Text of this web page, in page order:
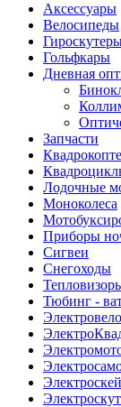
Аксессуары
Велосипеды
Гольфкары
Дневная
Запчасти
Лодочные
Моноколеса
Приборы
Сигвеи
Снегоходы
Тюбинг -